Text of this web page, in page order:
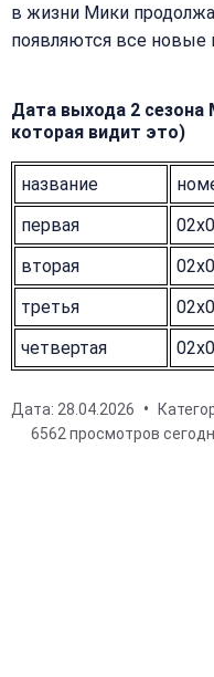
в жизни Мики
появляются все новые
Дата выхода 2 сезона
которая видит это)
название
первая
вторая
третья
четвертая
Дата: 28.04.2026
6562 просмотров